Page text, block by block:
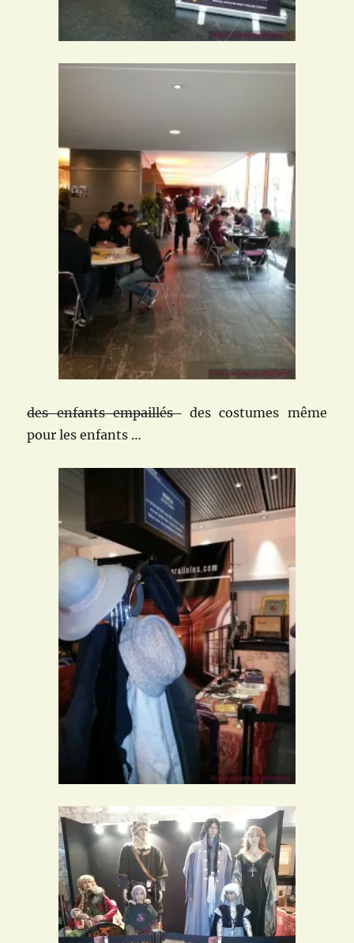
des enfants empaillésdes costumes même
pour les enfants …